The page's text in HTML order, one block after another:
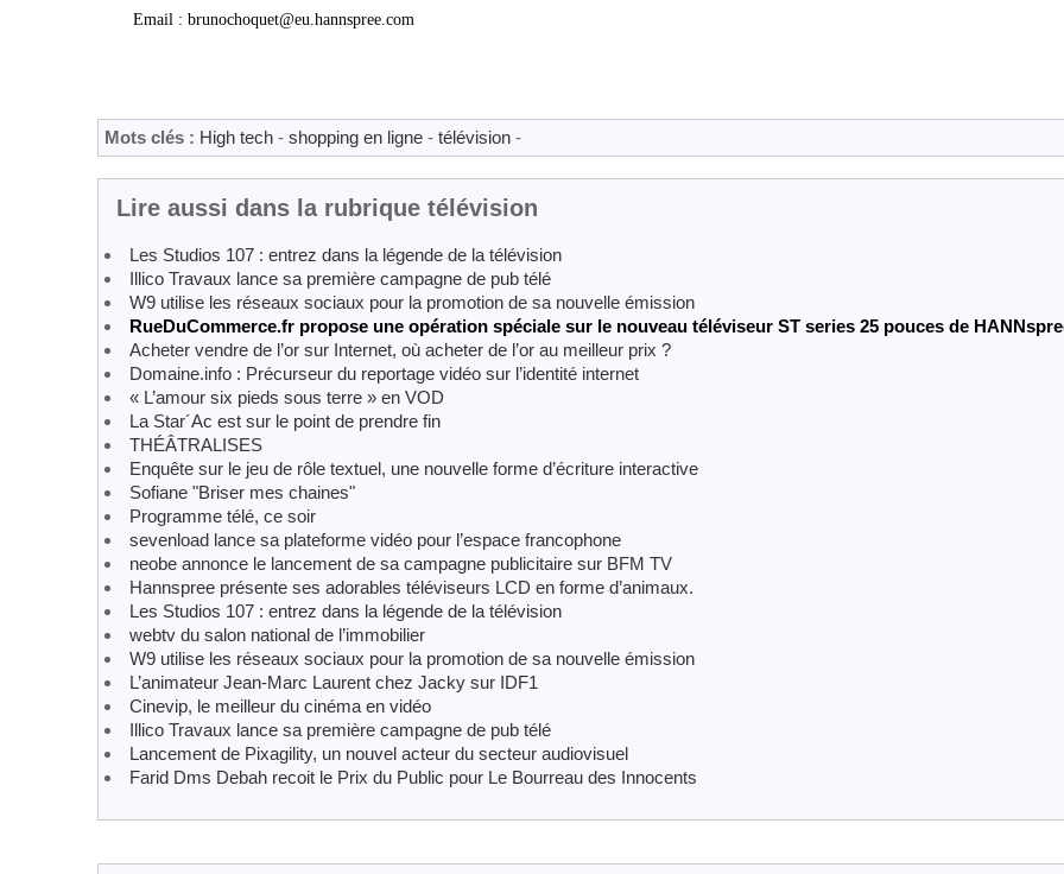
Email : brunochoquet@eu.hannspree.com
Mots clés : High tech - shopping en ligne - télévision -
Lire aussi dans la rubrique télévision
Les Studios 107 : entrez dans la légende de la télévision
Illico Travaux lance sa première campagne de pub télé
W9 utilise les réseaux sociaux pour la promotion de sa nouvelle émission
RueDuCommerce.fr propose une opération spéciale sur le nouveau téléviseur ST series 25 pouces de
Acheter vendre de l’or sur Internet, où acheter de l’or au meilleur prix ?
Domaine.info : Précurseur du reportage vidéo sur l’identité internet
« L’amour six pieds sous terre » en VOD
La Star´Ac est sur le point de prendre fin
THÉÂTRALISES
Enquête sur le jeu de rôle textuel, une nouvelle forme d’écriture interactive
Sofiane "Briser mes chaines"
Programme télé, ce soir
sevenload lance sa plateforme vidéo pour l’espace francophone
neobe annonce le lancement de sa campagne publicitaire sur BFM TV
Hannspree présente ses adorables téléviseurs LCD en forme d’animaux.
Les Studios 107 : entrez dans la légende de la télévision
webtv du salon national de l’immobilier
W9 utilise les réseaux sociaux pour la promotion de sa nouvelle émission
L’animateur Jean-Marc Laurent chez Jacky sur IDF1
Cinevip, le meilleur du cinéma en vidéo
Illico Travaux lance sa première campagne de pub télé
Lancement de Pixagility, un nouvel acteur du secteur audiovisuel
Farid Dms Debah recoit le Prix du Public pour Le Bourreau des Innocents